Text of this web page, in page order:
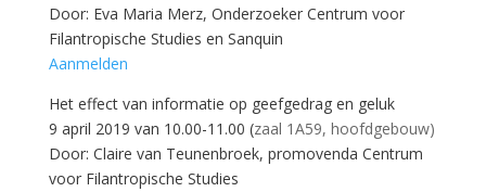
Door: Eva Maria Merz, Onderzoeker Centrum voor
Filantropische Studies en Sanquin
Aanmelden
Het effect van informatie op geefgedrag en geluk
9 april 2019 van 10.00-11.00 (zaal 1A59, hoofdgebouw)
Door: Claire van Teunenbroek, promovenda Centrum
voor Filantropische Studies